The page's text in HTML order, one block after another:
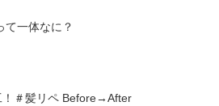
て一体なに？
！＃髪リペ Before→After